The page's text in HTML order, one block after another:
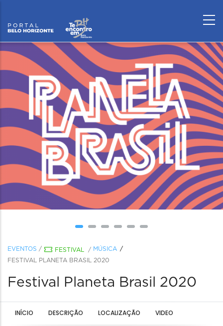
EVENTOS / FESTIVAL / MÚSICA
FESTIVAL PLANETA BRASIL 2020
Festival Planeta Brasil 2020
INÍCIO DESCRIÇÃO LOCALIZAÇÃO VIDEO